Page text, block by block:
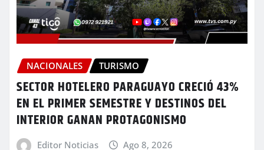
NACIONALES TURISMO
SECTOR HOTELERO PARAGUAYO CRECIÓ 43%
EN EL PRIMER SEMESTRE Y DESTINOS DEL
INTERIOR GANAN PROTAGONISMO
Editor Noticias Ago 8, 2026